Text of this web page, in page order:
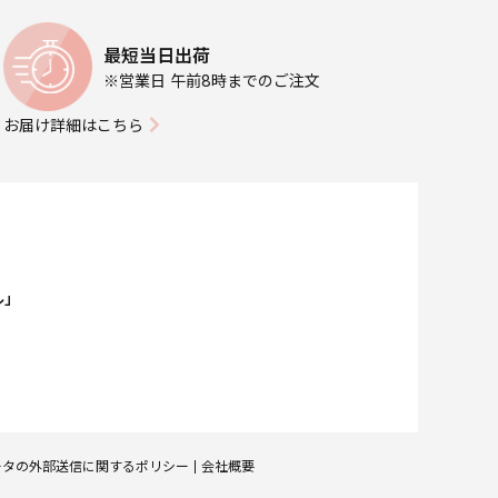
最短当日出荷
※営業日 午前8時までのご注文
お届け詳細はこちら
の外部送信に関するポリシー 会社概要